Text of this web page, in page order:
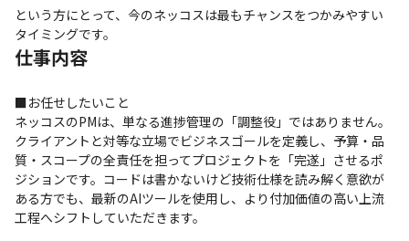
という方にとって、今のネッコスは最もチャンスをつかみやすい
タイミングです。
仕事内容
■お任せしたいこと
ネッコスのPMは、単なる進捗管理の「調整役」ではありません。
クライアントと対等な立場でビジネスゴールを定義し、予算・品
質・スコープの全責任を担ってプロジェクトを「完遂」させるポ
ジションです。コードは書かないけど技術仕様を読み解く意欲が
ある方でも、最新のAIツールを使用し、より付加価値の高い上流
工程へシフトしていただきます。